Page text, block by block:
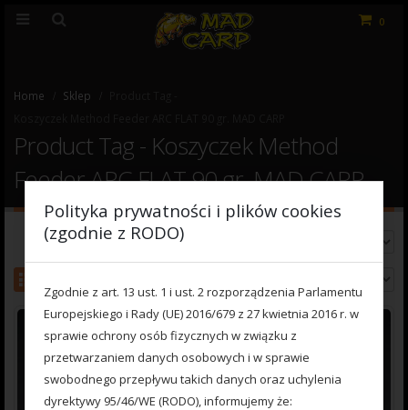
0
Home Sklep
Product Tag - Koszyczek Method
Feeder ARC FLAT 90 gr. MAD CARP
Sort By:
Polityka prywatności i plików cookies
(zgodnie z RODO)
Zgodnie z art. 13 ust. 1 i ust. 2 rozporządzenia Parlamentu
Europejskiego i Rady (UE) 2016/679 z 27 kwietnia 2016 r. w
sprawie ochrony osób fizycznych w związku z
przetwarzaniem danych osobowych i w sprawie
swobodnego przepływu takich danych oraz uchylenia
dyrektywy 95/46/WE (RODO), informujemy że: